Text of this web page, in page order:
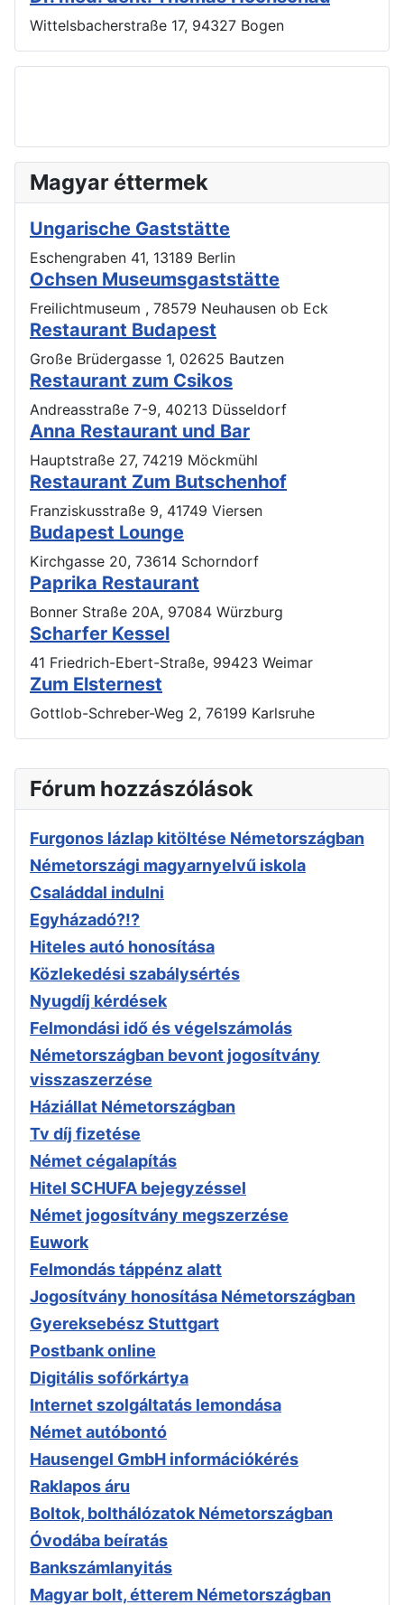
Fórum hozzászólások
Furgonos lázlap kitöltése Németországban
Németországi magyarnyelvű iskola
Családdal indulni
Egyházadó?!?
Hiteles autó honosítása
Közlekedési szabálysértés
Nyugdíj kérdések
Felmondási idő és végelszámolás
Németországban bevont jogosítvány
visszaszerzése
Háziállat Németországban
Tv díj fizetése
Német cégalapítás
Hitel SCHUFA bejegyzéssel
Német jogosítvány megszerzése
Euwork
Felmondás táppénz alatt
Jogosítvány honosítása Németországban
Gyereksebész Stuttgart
Postbank online
Digitális sofőrkártya
Internet szolgáltatás lemondása
Német autóbontó
Hausengel GmbH információkérés
Raklapos áru
Boltok, bolthálózatok Németországban
Óvodába beíratás
Bankszámlanyitás
Magyar bolt, étterem Németországban
Wittelsbacherstraße 17, 94327 Bogen
Magyar éttermek
Ungarische Gaststätte
Eschengraben 41, 13189 Berlin
Ochsen Museumsgaststätte
Freilichtmuseum , 78579 Neuhausen ob Eck
Restaurant Budapest
Große Brüdergasse 1, 02625 Bautzen
Restaurant zum Csikos
Andreasstraße 7-9, 40213 Düsseldorf
Anna Restaurant und Bar
Hauptstraße 27, 74219 Möckmühl
Restaurant Zum Butschenhof
Franziskusstraße 9, 41749 Viersen
Budapest Lounge
Kirchgasse 20, 73614 Schorndorf
Paprika Restaurant
Bonner Straße 20A, 97084 Würzburg
Scharfer Kessel
41 Friedrich-Ebert-Straße, 99423 Weimar
Zum Elsternest
Gottlob-Schreber-Weg 2, 76199 Karlsruhe